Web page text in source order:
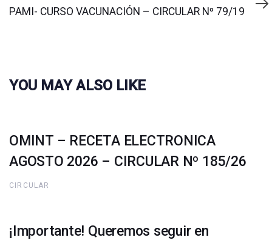
artículo
PAMI- CURSO VACUNACIÓN – CIRCULAR Nº 79/19
YOU MAY ALSO LIKE
OMINT – RECETA ELECTRONICA
AGOSTO 2026 – CIRCULAR Nº 185/26
CIRCULAR
¡Importante! Queremos seguir en